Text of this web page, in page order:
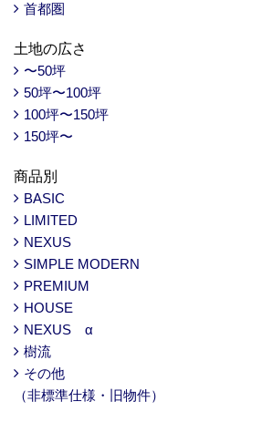
首都圏
土地の広さ
〜50坪
50坪〜100坪
100坪〜150坪
150坪〜
商品別
BASIC
LIMITED
NEXUS
SIMPLE MODERN
PREMIUM
HOUSE
NEXUS α
樹流
その他
（非標準仕様・旧物件）